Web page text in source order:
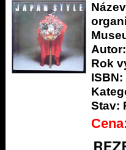
Autor:
Rok
ISBN:
Stav: